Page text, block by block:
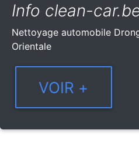
Info clean-
Nettoyage automobile
Orientale